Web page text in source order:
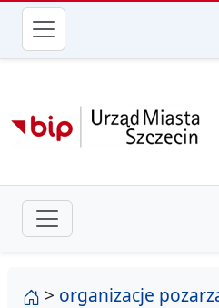
przejdź do głównego
strona główna
> organizacje